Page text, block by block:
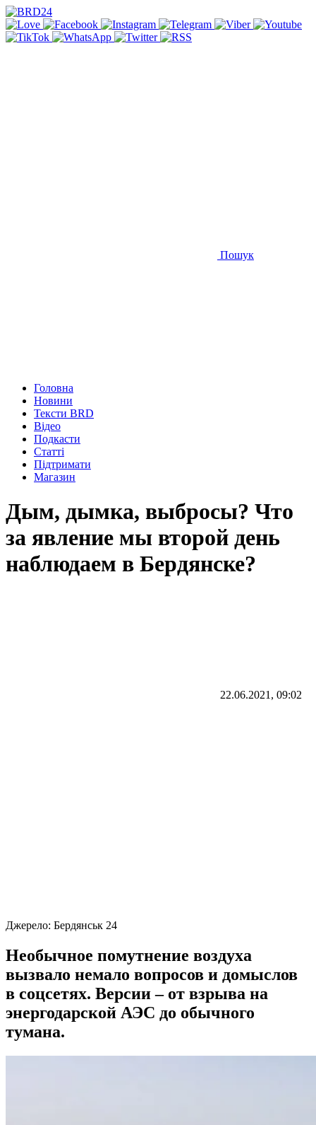
Пошук
Головна
Новини
Тексти BRD
Відео
Подкасти
Статті
Підтримати
Магазин
Дым, дымка, выбросы? Что
за явление мы второй день
наблюдаем в Бердянске?
22.06.2021, 09:02
Джерело: Бердянськ 24
Необычное помутнение воздуха
вызвало немало вопросов и домыслов
в соцсетях. Версии – от взрыва на
энергодарской АЭС до обычного
тумана.